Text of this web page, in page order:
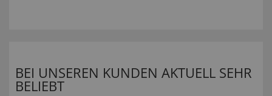
BEI UNSEREN KUNDEN AKTUELL SEHR
BELIEBT